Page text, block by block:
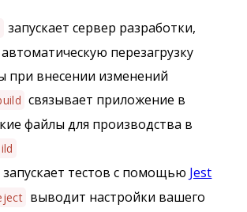
запускает сервер разработки,
перезагрузку
при внесении изменений
связывает приложение в
файлы для производства в
запускает тестов с помощью Jest
выводит настройки вашего